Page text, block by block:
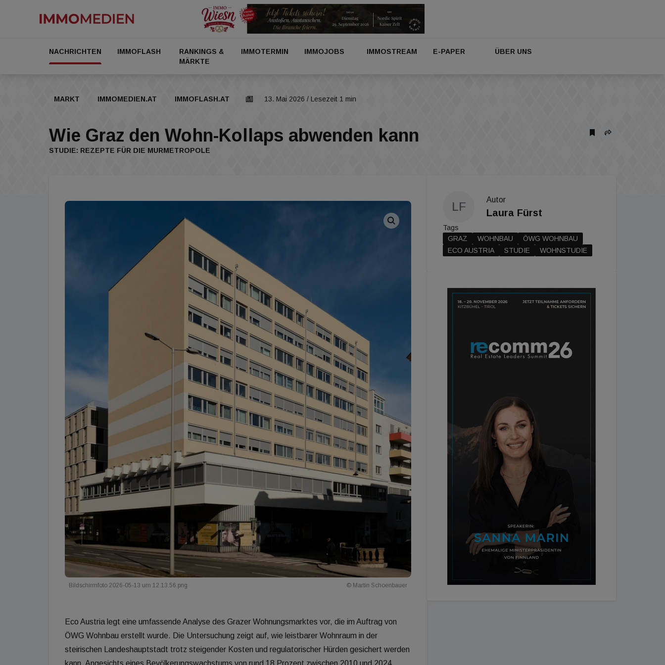
NACHRICHTEN IMMOFLASH
RANKINGS &
MÄRKTE
IMMOTERMIN IMMOJOBS IMMOSTREAM E-PAPER ÜBER UNS
MARKT IMMOMEDIEN.AT IMMOFLASH.AT 13. Mai 2026 / Lesezeit 1 min
Wie Graz den Wohn-Kollaps abwenden kann
STUDIE: REZEPTE FÜR DIE MURMETROPOLE
Bildschirmfoto 2026-05-13 um 12.13.56.png © Martin Schoenbauer
Eco Austria legt eine umfassende Analyse des Grazer Wohnungsmarktes vor, die im Auftrag von
ÖWG Wohnbau erstellt wurde. Die Untersuchung zeigt auf, wie leistbarer Wohnraum in der
steirischen Landeshauptstadt trotz steigender Kosten und regulatorischer Hürden gesichert werden
kann. Angesichts eines Bevölkerungswachstums von rund 18 Prozent zwischen 2010 und 2024
LF
Autor
Laura Fürst
Tags
GRAZ
WOHNBAU
ÖWG WOHNBAU
ECO AUSTRIA
STUDIE WOHNSTUDIE